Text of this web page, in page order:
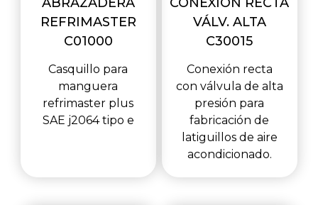
REFRIMASTER
C01000
Casquillo para
manguera
refrimaster plus
SAE j2064 tipo e
VÁLV. ALTA
C30015
Conexión recta
con válvula de alta
presión para
fabricación de
latiguillos de aire
acondicionado.